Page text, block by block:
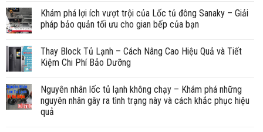
Khám phá lợi ích vượt trội của Lốc tủ đông Sanaky – Giải
pháp bảo quản tối ưu cho gian bếp của bạn
Thay Block Tủ Lạnh – Cách Nâng Cao Hiệu Quả và Tiết
Kiệm Chi Phí Bảo Dưỡng
Nguyên nhân lốc tủ lạnh không chạy – Khám phá những
nguyên nhân gây ra tình trạng này và cách khắc phục hiệu
quả